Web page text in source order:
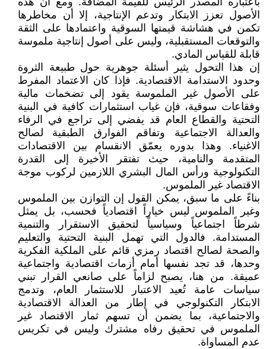
الأصول تعزز الابتكار وتدعم الإنتاجية، إلا أن مخاطرها
تكمن في هشاشة قيمتها السوقية واعتمادها على الثقة
والتوقعات المستقبلية، وليس على أصول إنتاجية ملموسة
قابلة للقياس المادي.
إن هذا التحول يثير أسئلة جوهرية حول طبيعة الثروة
وحدود الاستدامة الاقتصادية. فإذا كان الاعتماد المفرط
على الأصول غير الملموسة يقود إلى تضخمات مالية
وفقاعات سوقية، فإن غياب استثمارات كافية في البنية
التحتية والقطاع العام قد يفضي إلى تراجع في الرفاء
والعدالة الاجتماعية وتفاقم الفوارق الطبقية لصالح
الاغنياء. وهذا بدوره يعمّق الانقسام بين الاقتصادات
المتقدمة والنامية، حيث تفتقر الأخيرة إلى القدرة
التكنولوجية ورأس المال البشري اللازمين لركوب موجة
الاقتصاد غير الملموس.
بناءً على ما سبق، يمكن القول إن التوازن بين الملموس
وغير الملموس ليس خياراً اقتصادياً فحسب، بل يمثل
شرطاً اجتماعياً وسياسياً لتحقيق الاستقرار والتنمية
المستدامة. فالدول التي تهمل البنية التحتية والتعليم
والصحة لصالح اقتصاد رمزي قائم على الملكية الفكرية
وحدها، قد تجد نفسها أمام أزمات اقتصادية واجتماعية
عميقة. من هنا، يصبح لزاماً على صانعي القرار تبني
سياسات عامة تُعيد الاعتبار للاستثمار العام، وتدمج
الابتكار التكنولوجي في إطار من العدالة الاقتصادية
والاجتماعية، بما يضمن أن تسهم ثمار الاقتصاد غير
الملموس في تحقيق رفاه مشترك وليس في تكريس
عدم المساواة.